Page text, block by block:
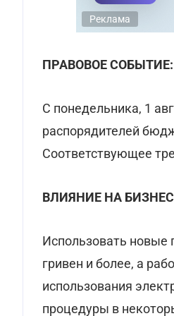
Реклама
ПРАВОВОЕ СОБЫТИЕ:
С понедельника, 1
распорядителей
Соответствующее
ВЛИЯНИЕ НА
Использовать новые
гривен и более, а
использования
процедуры в